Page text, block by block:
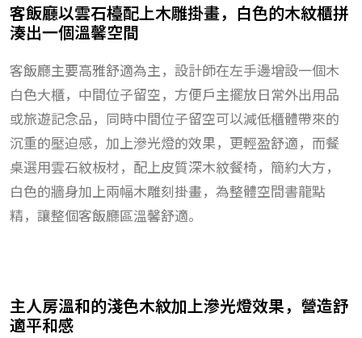
客飯廳以雲石檯配上木雕掛畫，白色的木紋櫃拼
湊出一個溫馨空間
客飯廳主要高雅舒適為主，設計師在左手邊增設一個木
白色大櫃，中間位子留空，方便戶主擺放日常外出用品
或旅遊記念品，同時中間位子留空可以減低櫃體帶來的
沉重的壓迫感，加上滲光燈的效果，更輕盈舒適，而餐
桌選用雲石紋板材，配上皮質深木紋餐椅，簡約大方，
白色的牆身加上兩幅木雕刻掛畫，為整體空間書龍點
精，讓整個客飯廳區溫馨舒適。
主人房溫和的淺色木紋加上滲光燈效果，營造舒
適平和感